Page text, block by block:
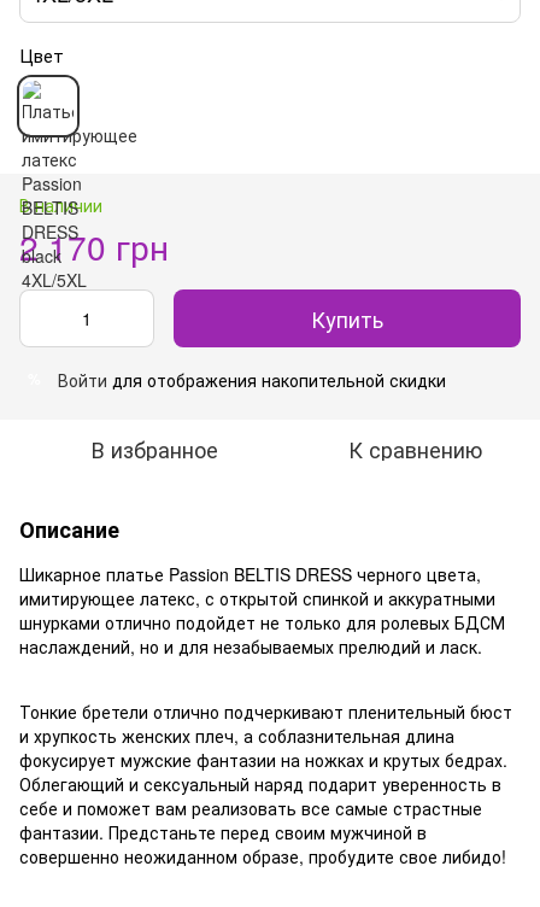
Цвет
В наличии
2 170 грн
Купить
Войти для отображения накопительной скидки
В избранное К сравнению
Описание
Шикарное платье Passion BELTIS DRESS черного цвета,
имитирующее латекс, с открытой спинкой и аккуратными
шнурками отлично подойдет не только для ролевых БДСМ
наслаждений, но и для незабываемых прелюдий и ласк.
Тонкие бретели отлично подчеркивают пленительный бюст
и хрупкость женских плеч, а соблазнительная длина
фокусирует мужские фантазии на ножках и крутых бедрах.
Облегающий и сексуальный наряд подарит уверенность в
себе и поможет вам реализовать все самые страстные
фантазии. Предстаньте перед своим мужчиной в
совершенно неожиданном образе, пробудите свое либидо!